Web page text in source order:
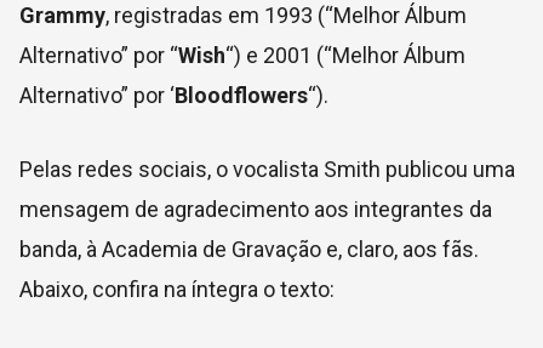
Grammy, registradas em 1993 (“Melhor Álbum
Alternativo” por “Wish“) e 2001 (“Melhor Álbum
Alternativo” por ‘Bloodflowers“).
Pelas redes sociais, o vocalista Smith publicou uma
mensagem de agradecimento aos integrantes da
banda, à Academia de Gravação e, claro, aos fãs.
Abaixo, confira na íntegra o texto: